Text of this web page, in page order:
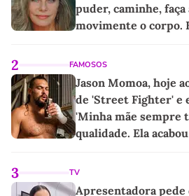
puder, caminhe,
movimente o corpo.
2 FAMOSOS
Jason Momoa, hoje
de 'Street Fighter' e
'Minha mãe sempre
qualidade. Ela
3 TV
Apresentadora pede